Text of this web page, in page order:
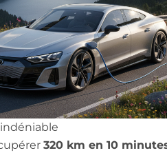
320 km en 10